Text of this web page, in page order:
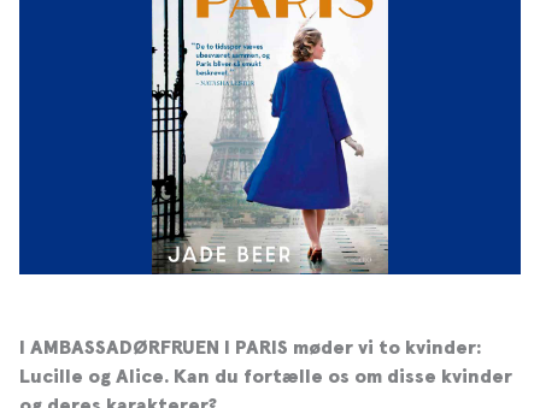
I AMBASSADØRFRUEN I PARIS møder vi to kvinder:
Lucille og Alice. Kan du fortælle os om disse kvinder